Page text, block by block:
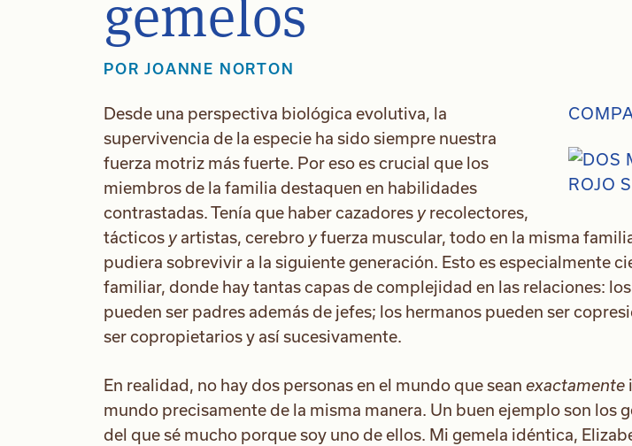
gemelos
POR JOANNE NORTON
Desde una perspectiva biológica evolutiva, la
supervivencia de la especie ha sido siempre nuestra
fuerza motriz más fuerte. Por eso es crucial que los
miembros de la familia destaquen en habilidades
contrastadas. Tenía que haber cazadores yrecolectores,
tácticos yartistas, cerebro yfuerza muscular, todo en la misma
pudiera sobrevivir a la siguiente generación. Esto es especialmente
familiar, donde hay tantas capas de complejidad en las relaciones:
pueden ser padres además de jefes; los hermanos pueden ser
ser copropietarios y así sucesivamente.
En realidad, no hay dos personas en el mundo que sean exactamente
mundo precisamente de la misma manera. Un buen ejemplo son los
del que sé mucho porque soy uno de ellos. Mi gemela idéntica,